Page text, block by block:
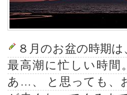
８月のお盆の時期
最高潮に忙しい時間
あ…、 と思っても、